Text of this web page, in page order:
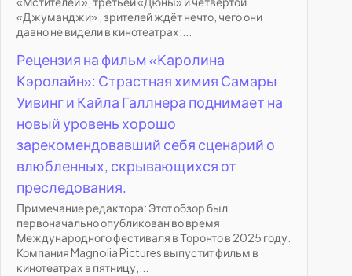
«Джуманджи» , зрителей ждёт нечто, чего они
давно не видели в кинотеатрах:...
Рецензия на фильм «Каролина
Кэролайн»: Страстная химия Самары
Уивинг и Кайла Галлнера поднимает на
новый уровень хорошо
зарекомендовавший себя сценарий о
влюбленных, скрывающихся от
преследования.
Примечание редактора: Этот обзор был
первоначально опубликован во время
Международного фестиваля в Торонто в 2025 году.
Компания Magnolia Pictures выпустит фильм в
кинотеатрах в пятницу,...